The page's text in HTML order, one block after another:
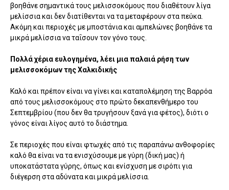
βοηθάνε σημαντικά τους μελισσοκόμους που διαθέτουν λίγα
μελίσσια και δεν διατίθενται να τα μεταφέρουν στα πεύκα.
Ακόμη και περιοχές με μποστάνια και αμπελώνες βοηθάνε τα
μικρά μελίσσια να ταΐσουν τον γόνο τους.
Πολλά χέρια ευλογημένα, λέει μια παλαιά ρήση των
μελισσοκόμων της Χαλκιδικής
Καλό και πρέπον είναι να γίνει και καταπολέμηση της Βαρρόα
από τους μελισσοκόμους στο πρώτο δεκαπενθήμερο του
Σεπτεμβρίου (που δεν θα τρυγήσουν ξανά για φέτος), διότι ο
γόνος είναι λίγος αυτό το διάστημα.
Σε περιοχές που είναι φτωχές από τις παραπάνω ανθοφορίες
καλό θα είναι να τα ενισχύσουμε με γύρη (δική μας) ή
υποκατάστατα γύρης, όπως και ενίσχυση με σιρόπι για
διέγερση στα αδύνατα και μικρά μελίσσια.